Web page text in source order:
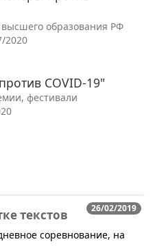
образования РФ
2020
COVID-19"
фестивали
26/02/2019
текстов
соревнование, на